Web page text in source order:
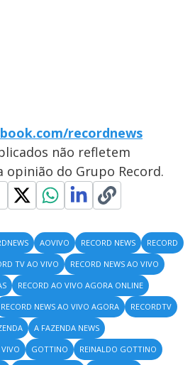
recordnews
não refletem
opinião do Grupo Record.
AOVIVO RECORD NEWS
RECORD
TV AO VIVO
RECORD NEWS AO VIVO
RECORD AO VIVO AGORA ONLINE
RECORD NEWS AO VIVO AGORA
RECORDTV
A FAZENDA NEWS
GOTTINO
REINALDO GOTTINO